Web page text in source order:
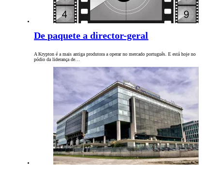
De paquete a director-geral
A Krypton é a mais antiga produtora a operar no mercado português. E está hoje no
pódio da liderança de…